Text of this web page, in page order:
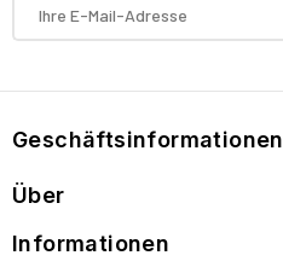
Geschäftsinformationen
Über
Informationen